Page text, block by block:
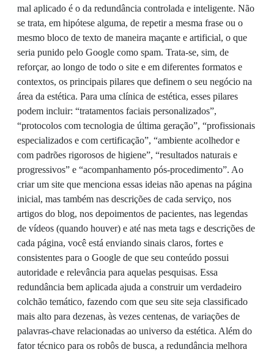
mal aplicado é o da redundância controlada e inteligente. Não
se trata, em hipótese alguma, de repetir a mesma frase ou o
mesmo bloco de texto de maneira maçante e artificial, o que
seria punido pelo Google como spam. Trata-se, sim, de
reforçar, ao longo de todo o site e em diferentes formatos e
contextos, os principais pilares que definem o seu negócio na
área da estética. Para uma clínica de estética, esses pilares
podem incluir: “tratamentos faciais personalizados”,
“protocolos com tecnologia de última geração”, “profissionais
especializados e com certificação”, “ambiente acolhedor e
com padrões rigorosos de higiene”, “resultados naturais e
progressivos” e “acompanhamento pós-procedimento”. Ao
criar um site que menciona essas ideias não apenas na página
inicial, mas também nas descrições de cada serviço, nos
artigos do blog, nos depoimentos de pacientes, nas legendas
de vídeos (quando houver) e até nas meta tags e descrições de
cada página, você está enviando sinais claros, fortes e
consistentes para o Google de que seu conteúdo possui
autoridade e relevância para aquelas pesquisas. Essa
redundância bem aplicada ajuda a construir um verdadeiro
colchão temático, fazendo com que seu site seja classificado
mais alto para dezenas, às vezes centenas, de variações de
palavras-chave relacionadas ao universo da estética. Além do
fator técnico para os robôs de busca, a redundância melhora